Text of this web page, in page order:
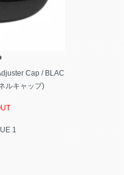
Cap / BLAC
ルキャップ)
1